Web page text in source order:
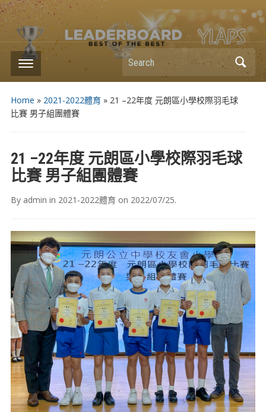
Search
Home » 2021-2022體育» 21 –22年度 元朗區小學校際羽毛球
比賽 男子組團體賽
21 –22年度 元朗區小學校際羽毛球
比賽 男子組團體賽
By admin in 2021-2022體育on 2022/07/25.